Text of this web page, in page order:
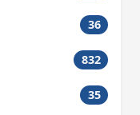
36
832
35